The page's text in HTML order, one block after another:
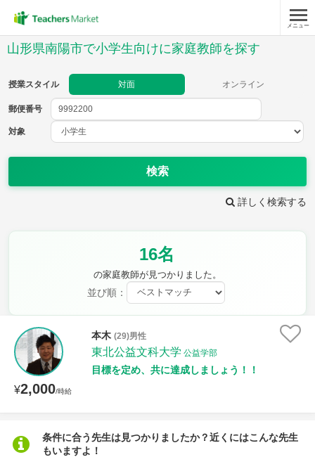
メニュー
山形県南陽市で小学生向けに家庭教師を探す
授業スタイル 対面 オンライン
郵便番号
対象
検索
詳しく検索する
16名
の家庭教師が見つかりました。
並び順：
¥2,000/時給
本木 (29)男性
東北公益文科大学 公益学部
目標を定め、共に達成しましょう！！
条件に合う先生は見つかりましたか？近くにはこんな先生
もいますよ！
郵便番号
教科
理科
保健・体育 図画工作 書写
時給：¥1,000 ～ ¥10,000
授業可能日
土曜日 日曜日